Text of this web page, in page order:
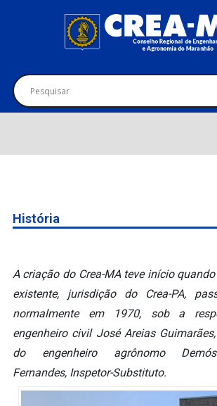
História
A criação do Crea-MA teve início
existente, jurisdição do Crea-PA,
normalmente em 1970, sob a
engenheiro civil José Areias
do engenheiro agrônomo
Fernandes, Inspetor-Substituto.